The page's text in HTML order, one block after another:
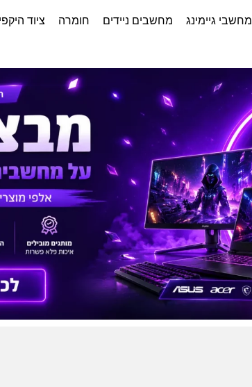
מחשבי גיימינג מחשבים ניידים חומרה ציוד היקפי